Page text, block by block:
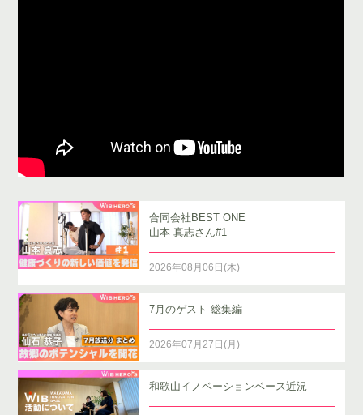
合同会社BEST ONE
山本 真志さん#1
2026年08月06日(木)
7月のゲスト 総集編
2026年07月27日(月)
和歌山イノベーションベース近況